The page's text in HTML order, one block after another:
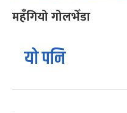
महँगियो गोलभेँडा
यो पनि